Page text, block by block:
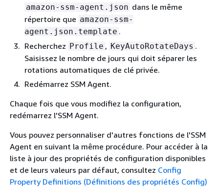
amazon-ssm-agent.json dans le même
répertoire que amazon-ssm-
agent.json.template .
Recherchez Profile , KeyAutoRotateDays .
Saisissez le nombre de jours qui doit séparer les
rotations automatiques de clé privée.
Redémarrez SSM Agent.
Chaque fois que vous modifiez la configuration,
redémarrez l'SSM Agent.
Vous pouvez personnaliser d'autres fonctions de l'SSM
Agent en suivant la même procédure. Pour accéder à la
liste à jour des propriétés de configuration disponibles
et de leurs valeurs par défaut, consultez Config
Property Definitions (Définitions des propriétés Config)